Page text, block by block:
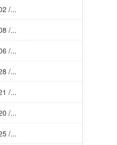
/...
/...
/...
/...
/...
/...
/...